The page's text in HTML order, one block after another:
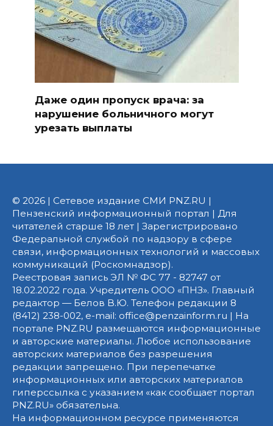
Даже один пропуск врача: за
нарушение больничного могут
урезать выплаты
© 2026 | Сетевое издание СМИ PNZ.RU |
Пензенский информационный портал | Для
читателей старше 18 лет | Зарегистрировано
Федеральной службой по надзору в сфере
связи, информационных технологий и массовых
коммуникаций (Роскомнадзор).
Реестровая запись ЭЛ № ФС 77 - 82747 от
18.02.2022 года. Учредитель ООО «ПНЗ». Главный
редактор — Белов В.Ю. Телефон редакции 8
(8412) 238-002, e-mail: office@penzainform.ru | На
портале PNZ.RU размещаются информационные
и авторские материалы. Любое использование
авторских материалов без разрешения
редакции запрещено. При перепечатке
информационных или авторских материалов
гиперссылка с указанием «как сообщает портал
PNZ.RU» обязательна.
На информационном ресурсе применяются